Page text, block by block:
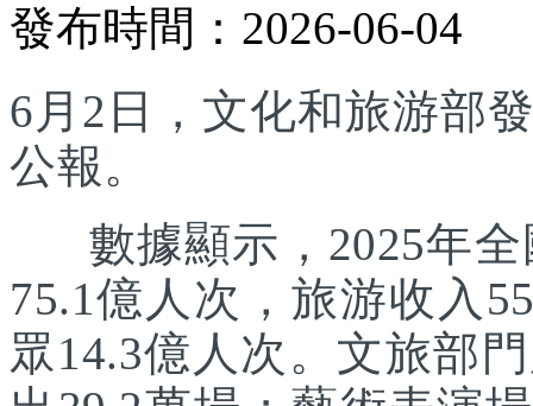
發布時間：2026-06-04
6月2日，文化和旅游部
公報。
數據顯示，2025年全
75.1億人次，旅游收入
眾14.3億人次。文旅部